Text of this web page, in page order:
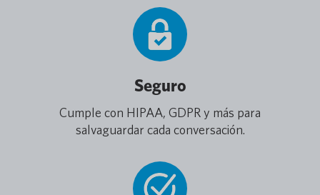
Seguro
Cumple con HIPAA, GDPR y más para
salvaguardar cada conversación.